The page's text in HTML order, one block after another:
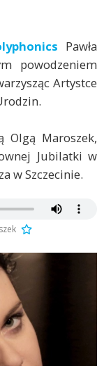
Pawła
powodzeniem
Artystce
Olgą Maroszek,
Jubilatki w
w Szczecinie.